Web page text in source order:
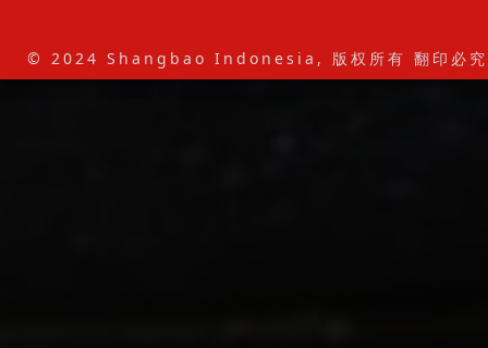
© 2024 Shangbao Indonesia, 版权所有 翻印必